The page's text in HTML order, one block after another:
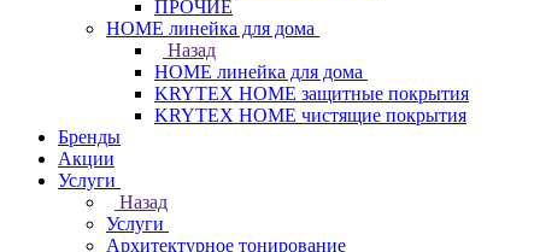
ПРОЧИЕ
HOME линейка для дома
Назад
HOME линейка для дома
KRYTEX HOME защитные покрытия
KRYTEX HOME чистящие покрытия
Бренды
Акции
Услуги
Назад
Услуги
Архитектурное тонирование